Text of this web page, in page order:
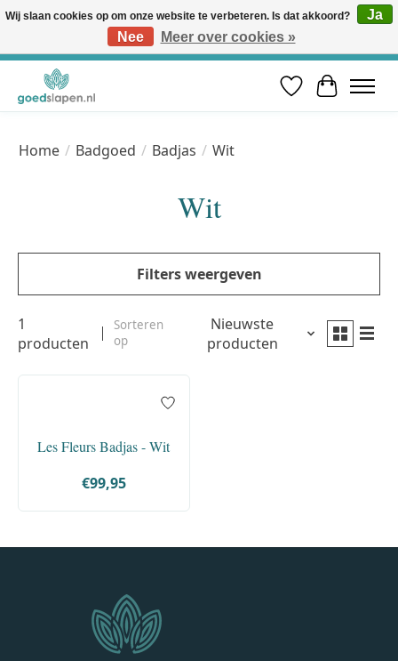
Vóór 12u besteld, volgende werkdag in huis* | Gratis verzending vanaf €50 | Professioneel slaapadvies
Verlanglijst
Home / Badgoed / Badjas / Wit
Wit
Filters weergeven
1
producten
Sorteren
op
Nieuwste
producten
Les Fleurs Badjas - Wit
€99,95
Wij slaan cookies op om onze website te verbeteren. Is dat akkoord?
Ja
Nee
Meer over cookies »